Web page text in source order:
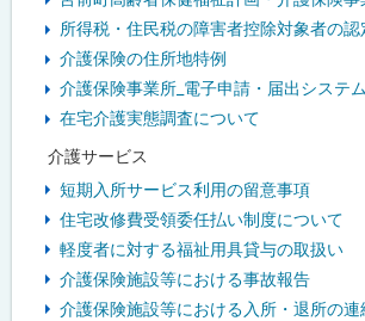
所得税・住民税の障害者控除対象者の認
介護保険の住所地特例
介護保険事業所_電子申請・届出システ
在宅介護実態調査について
介護サービス
短期入所サービス利用の留意事項
住宅改修費受領委任払い制度について
軽度者に対する福祉用具貸与の取扱い
介護保険施設等における事故報告
介護保険施設等における入所・退所の連